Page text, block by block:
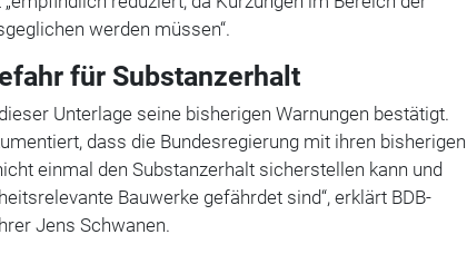
werden müssen“.
für Substanzerhalt
Unterlage seine bisherigen Warnungen bestätigt.
dass die Bundesregierung mit ihren bisherigen
einmal den Substanzerhalt sicherstellen kann und
Bauwerke gefährdet sind“, erklärt BDB-
Jens Schwanen.